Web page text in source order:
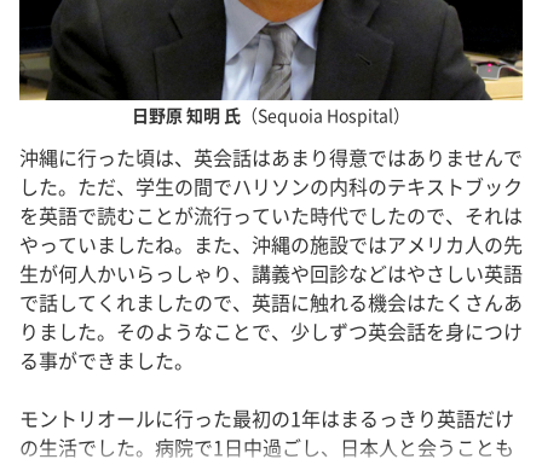
日野原 知明 氏 （Sequoia Hospital）
沖縄に行った頃は、英会話はあまり得意ではありませんで
した。ただ、学生の間でハリソンの内科のテキストブック
を英語で読むことが流行っていた時代でしたので、それは
やっていましたね。また、沖縄の施設ではアメリカ人の先
生が何人かいらっしゃり、講義や回診などはやさしい英語
で話してくれましたので、英語に触れる機会はたくさんあ
りました。そのようなことで、少しずつ英会話を身につけ
る事ができました。
モントリオールに行った最初の1年はまるっきり英語だけ
の生活でした。病院で1日中過ごし、日本人と会うことも